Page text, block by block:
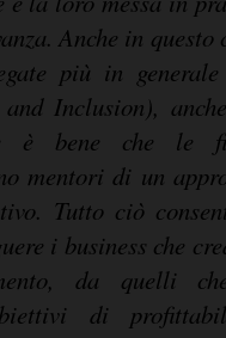
Anche in questo
più in
Inclusion),
è bene che le
mentori di un
Tutto ciò
i business che
da quelli
di